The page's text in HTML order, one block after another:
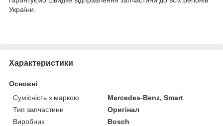
України.
Характеристики
Основні
Сумісність з маркою
Mercedes-Benz, Smart
Тип запчастини
Оригінал
Виробник
Bosch